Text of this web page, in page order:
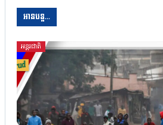
អានបន្ត...
អន្តរជាតិ